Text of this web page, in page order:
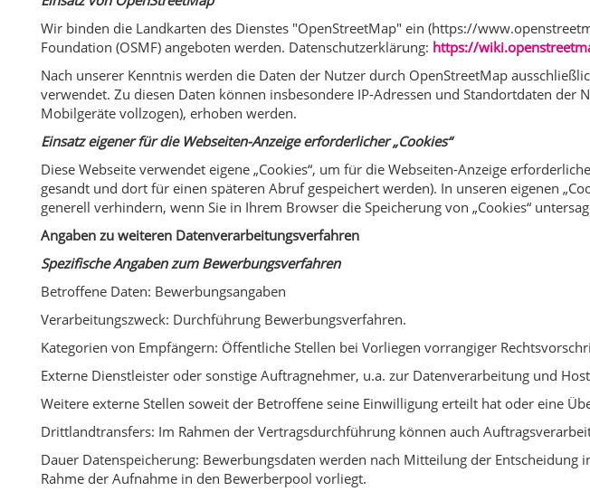
Wir binden die Landkarten des Dienstes "OpenStreetMap" ein (https://
Foundation (OSMF) angeboten werden. Datenschutzerklärung: https://
Nach unserer Kenntnis werden die Daten der Nutzer durch OpenStreetMap
verwendet. Zu diesen Daten können insbesondere IP-Adressen und Standortdaten
Mobilgeräte vollzogen), erhoben werden.
Einsatz eigener für die Webseiten-Anzeige erforderlicher „Cookies“
Diese Webseite verwendet eigene „Cookies“, um für die Webseiten-Anzeige
gesandt und dort für einen späteren Abruf gespeichert werden). In unseren eigenen
generell verhindern, wenn Sie in Ihrem Browser die Speicherung von „Cookies“
Angaben zu weiteren Datenverarbeitungsverfahren
Spezifische Angaben zum Bewerbungsverfahren
Betroffene Daten: Bewerbungsangaben
Verarbeitungszweck: Durchführung Bewerbungsverfahren.
Kategorien von Empfängern: Öffentliche Stellen bei Vorliegen vorrangiger
Externe Dienstleister oder sonstige Auftragnehmer, u.a. zur Datenverarbeitung und
Weitere externe Stellen soweit der Betroffene seine Einwilligung erteilt hat oder eine
Drittlandtransfers: Im Rahmen der Vertragsdurchführung können auch
Dauer Datenspeicherung: Bewerbungsdaten werden nach Mitteilung der
Rahme der Aufnahme in den Bewerberpool vorliegt.